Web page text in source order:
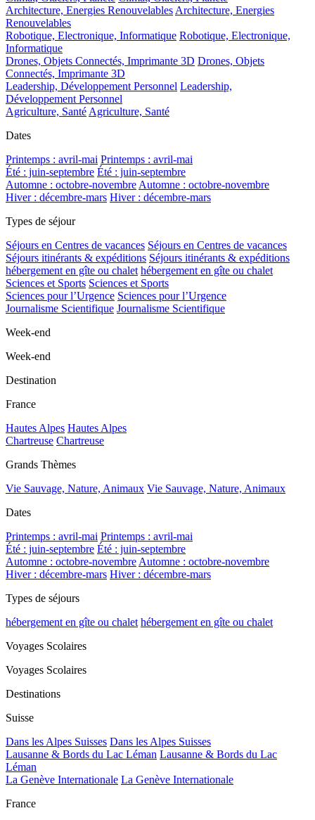
Architecture, Energies Renouvelables Architecture, Energies
Renouvelables
Robotique, Electronique, Informatique Robotique, Electronique,
Informatique
Drones, Objets Connectés, Imprimante 3D Drones, Objets
Connectés, Imprimante 3D
Leadership, Développement Personnel Leadership,
Développement Personnel
Agriculture, Santé Agriculture, Santé
Dates
Printemps : avril-mai Printemps : avril-mai
Été : juin-septembre Été : juin-septembre
Automne : octobre-novembre Automne : octobre-novembre
Hiver : décembre-mars Hiver : décembre-mars
Types de séjour
Séjours en Centres de vacances Séjours en Centres de vacances
Séjours itinérants & expéditions Séjours itinérants & expéditions
hébergement en gîte ou chalet hébergement en gîte ou chalet
Sciences et Sports Sciences et Sports
Sciences pour l’Urgence Sciences pour l’Urgence
Journalisme Scientifique Journalisme Scientifique
Week-end
Week-end
Destination
France
Hautes Alpes Hautes Alpes
Chartreuse Chartreuse
Grands Thèmes
Vie Sauvage, Nature, Animaux Vie Sauvage, Nature, Animaux
Dates
Printemps : avril-mai Printemps : avril-mai
Été : juin-septembre Été : juin-septembre
Automne : octobre-novembre Automne : octobre-novembre
Hiver : décembre-mars Hiver : décembre-mars
Types de séjours
hébergement en gîte ou chalet hébergement en gîte ou chalet
Voyages Scolaires
Voyages Scolaires
Destinations
Suisse
Dans les Alpes Suisses Dans les Alpes Suisses
Lausanne & Bords du Lac Léman Lausanne & Bords du Lac
Léman
La Genève Internationale La Genève Internationale
France